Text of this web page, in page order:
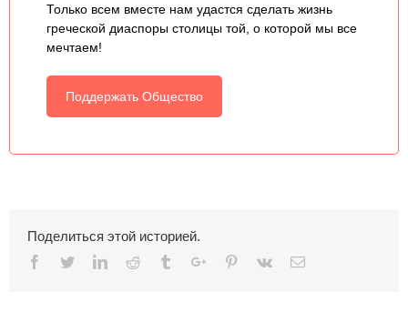
Только всем вместе нам удастся сделать жизнь
греческой диаспоры столицы той, о которой мы все
мечтаем!
Поддержать Общество
Поделиться этой историей.
Facebook
TwitterLinkedinReddit TumblrGoogle+Pinterest
Vk Email